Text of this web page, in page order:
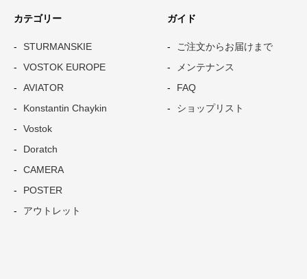
ます。
何卒諸事情をご賢察いただき、ご理解くださいますようお願
い申し上げます。
年末年始休業についてのご案内
誠に勝手ながら2023年12月30日（土）～2024年1月3
（木）の営業開始日より順次ご対応させて頂きます。
期間中お客様にはご不便をお掛け致しますが、何卒ご
カテゴリー
STURMANSKIE
VOSTOK EUROPE
AVIATOR
Konstantin Chaykin
Vostok
Doratch
CAMERA
POSTER
アウトレット
ガイド
ご注文からお届けまで
メンテナンス
FAQ
ショップリスト